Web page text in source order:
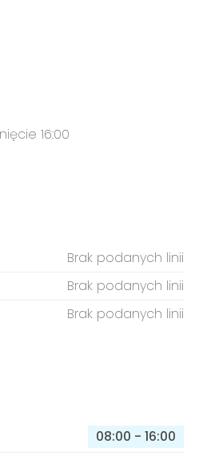
16:00
Brak podanych linii
Brak podanych linii
Brak podanych linii
08:00 - 16:00